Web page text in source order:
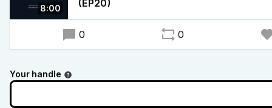
8:00
(EP20)
0 0
Your handle